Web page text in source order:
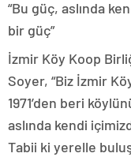
“Bu güç, aslında
bir güç”
İzmir Köy Koop
Soyer, “Biz İzmir
1971’den beri
aslında kendi
Tabii ki yerelle